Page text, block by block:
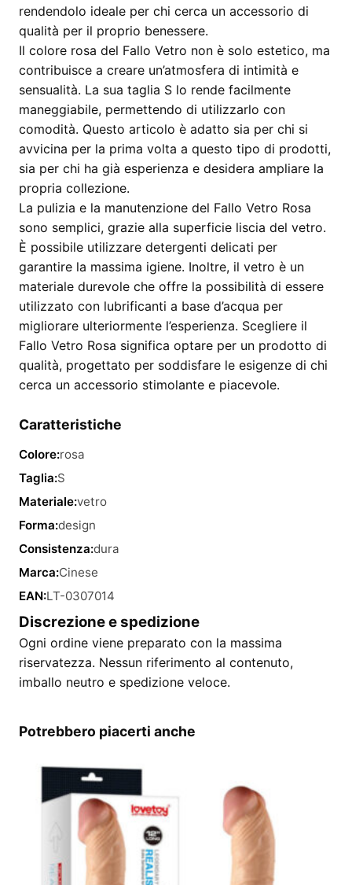
rendendolo ideale per chi cerca un accessorio di
qualità per il proprio benessere.
Il colore rosa del Fallo Vetro non è solo estetico, ma
contribuisce a creare un’atmosfera di intimità e
sensualità. La sua taglia S lo rende facilmente
maneggiabile, permettendo di utilizzarlo con
comodità. Questo articolo è adatto sia per chi si
avvicina per la prima volta a questo tipo di prodotti,
sia per chi ha già esperienza e desidera ampliare la
propria collezione.
La pulizia e la manutenzione del Fallo Vetro Rosa
sono semplici, grazie alla superficie liscia del vetro.
È possibile utilizzare detergenti delicati per
garantire la massima igiene. Inoltre, il vetro è un
materiale durevole che offre la possibilità di essere
utilizzato con lubrificanti a base d’acqua per
migliorare ulteriormente l’esperienza. Scegliere il
Fallo Vetro Rosa significa optare per un prodotto di
qualità, progettato per soddisfare le esigenze di chi
cerca un accessorio stimolante e piacevole.
Caratteristiche
Colore:rosa
Taglia:S
Materiale:vetro
Forma:design
Consistenza:dura
Marca:Cinese
EAN:LT-0307014
Discrezione e spedizione
Ogni ordine viene preparato con la massima
riservatezza. Nessun riferimento al contenuto,
imballo neutro e spedizione veloce.
Potrebbero piacerti anche